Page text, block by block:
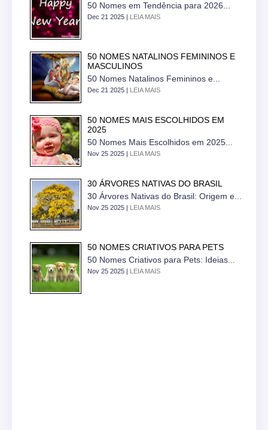
50 Nomes em Tendência para 2026...
Dec 21 2025 | LEIA MAIS
50 NOMES NATALINOS FEMININOS E
MASCULINOS
50 Nomes Natalinos Femininos e...
Dec 21 2025 | LEIA MAIS
50 NOMES MAIS ESCOLHIDOS EM
2025
50 Nomes Mais Escolhidos em 2025...
Nov 25 2025 | LEIA MAIS
30 ÁRVORES NATIVAS DO BRASIL
30 Árvores Nativas do Brasil: Origem e...
Nov 25 2025 | LEIA MAIS
50 NOMES CRIATIVOS PARA PETS
50 Nomes Criativos para Pets: Ideias...
Nov 25 2025 | LEIA MAIS